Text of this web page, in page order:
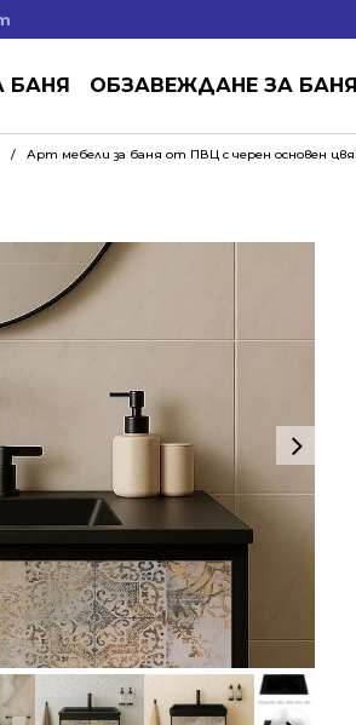
БАНЯ ОБЗАВЕЖДАНЕ ЗА БАНЯ
Арт мебели за баня от ПВЦ с черен основен